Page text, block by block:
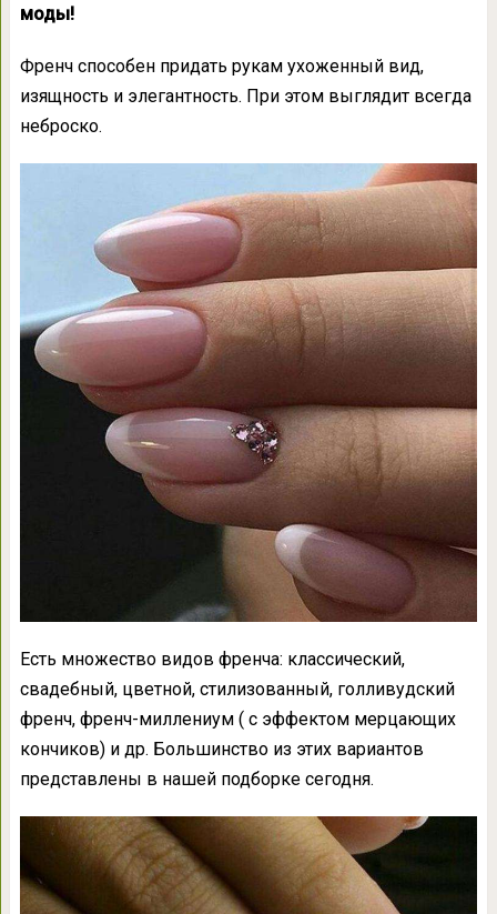
моды!
Френч способен придать рукам ухоженный вид,
изящность и элегантность. При этом выглядит всегда
неброско.
Есть множество видов френча: классический,
свадебный, цветной, стилизованный, голливудский
френч, френч-миллениум ( с эффектом мерцающих
кончиков) и др. Большинство из этих вариантов
представлены в нашей подборке сегодня.